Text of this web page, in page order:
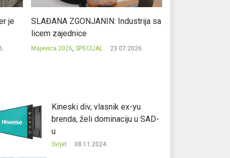
je
SLAĐANA ZGONJANIN: Industrija sa
licem zajednice
Majevica 2026, SPECIJAL 23.07.2026.
Kineski div, vlasnik ex-yu
brenda, želi dominaciju u SAD-
u
Svijet 08.11.2024.